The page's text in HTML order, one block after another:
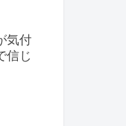
気付
信じ